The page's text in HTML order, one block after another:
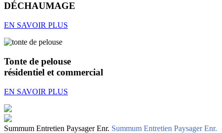
DÉCHAUMAGE
EN SAVOIR PLUS
Tonte de pelouse
résidentiel et commercial
EN SAVOIR PLUS
Summum Entretien Paysager Enr. Summum Entretien Paysager Enr.